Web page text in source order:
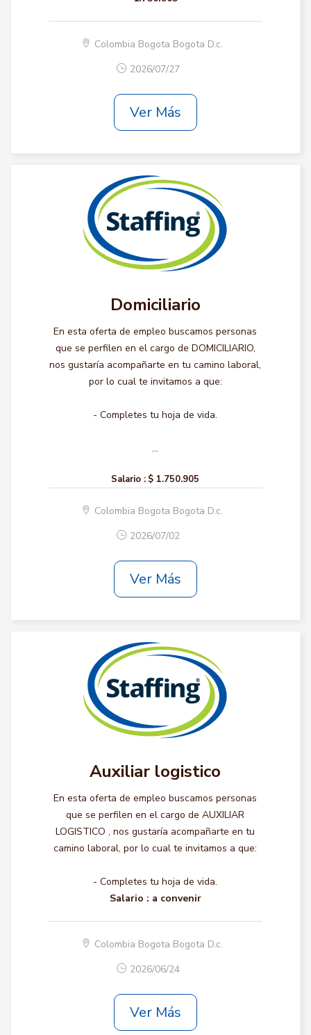
Colombia Bogota Bogota D.c.
2026/07/27
Ver Más
Domiciliario
En esta oferta de empleo buscamos personas
que se perfilen en el cargo de DOMICILIARIO,
nos gustaría acompañarte en tu camino laboral,
por lo cual te invitamos a que:
- Completes tu hoja de vida.
...
Salario : $ 1.750.905
Colombia Bogota Bogota D.c.
2026/07/02
Ver Más
Auxiliar logistico
En esta oferta de empleo buscamos personas
que se perfilen en el cargo de AUXILIAR
LOGISTICO , nos gustaría acompañarte en tu
camino laboral, por lo cual te invitamos a que:
- Completes tu hoja de vida.
Salario : a convenir
Colombia Bogota Bogota D.c.
2026/06/24
Ver Más